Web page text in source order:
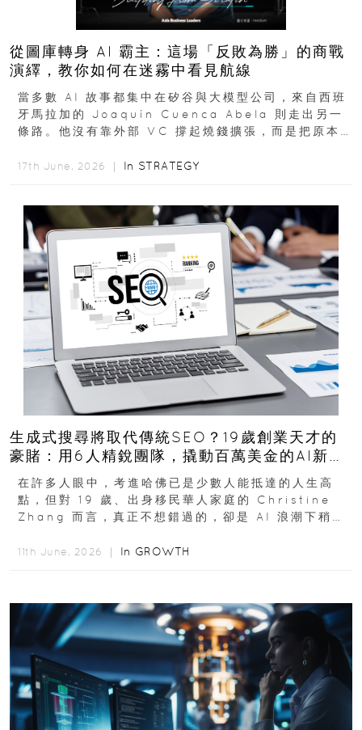
從圖庫轉身 AI 霸主：這場「反敗為勝」的商戰
演繹，教你如何在迷霧中看見航線
當多數 AI 故事都集中在矽谷與大模型公司，來自西班
牙馬拉加的 Joaquín Cuenca Abela 則走出另一
條路。他沒有靠外部 VC 撐起燒錢擴張，而是把原本
17th June, 2026 ｜ In STRATEGY
生成式搜尋將取代傳統SEO？19歲創業天才的
豪賭：用6人精銳團隊，撬動百萬美金的AI新商
機
在許多人眼中，考進哈佛已是少數人能抵達的人生高
點，但對 19 歲、出身移民華人家庭的 Christine
Zhang 而言，真正不想錯過的，卻是 AI 浪潮下稍縱
11th June, 2026 ｜ In GROWTH